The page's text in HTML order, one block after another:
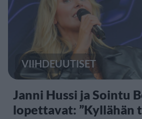
VIIHDEUUTISET
Janni Hussi ja Sointu
lopettavat: ”Kyllähän